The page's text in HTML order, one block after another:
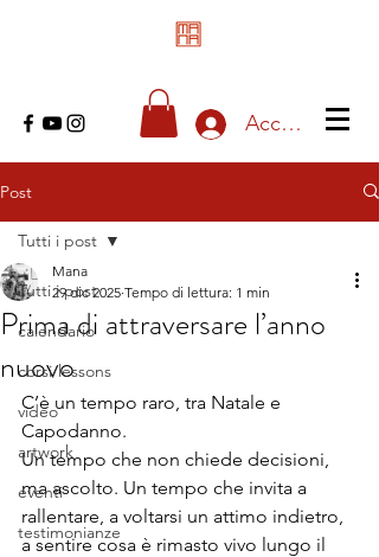
Accedi
Post
Tutti i post
calendario
corsi/lessons
video
artwork
eventi
testimonianze
Tutti i post
Prima di attraversare l’anno
nuovo
Mana
29 dic 2025 Tempo di lettura: 1 min
C’è un tempo raro, tra Natale e
Capodanno.
Un tempo che non chiede decisioni,
ma ascolto. Un tempo che invita a
rallentare, a voltarsi un attimo indietro,
a sentire cosa è rimasto vivo lungo il